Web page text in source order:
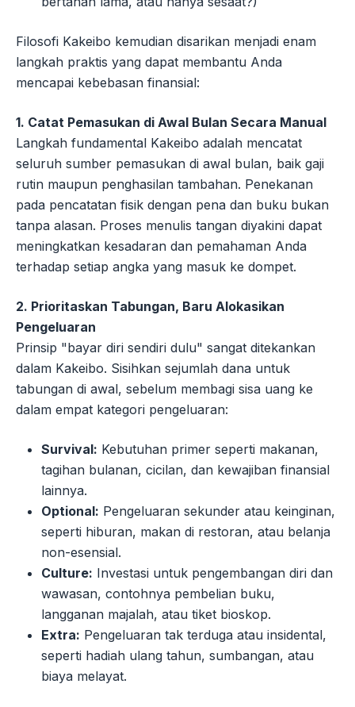
Filosofi Kakeibo kemudian disarikan menjadi enam
langkah praktis yang dapat membantu Anda
mencapai kebebasan finansial:
1. Catat Pemasukan di Awal Bulan Secara Manual
Langkah fundamental Kakeibo adalah mencatat
seluruh sumber pemasukan di awal bulan, baik gaji
rutin maupun penghasilan tambahan. Penekanan
pada pencatatan fisik dengan pena dan buku bukan
tanpa alasan. Proses menulis tangan diyakini dapat
meningkatkan kesadaran dan pemahaman Anda
terhadap setiap angka yang masuk ke dompet.
2. Prioritaskan Tabungan, Baru Alokasikan
Pengeluaran
Prinsip "bayar diri sendiri dulu" sangat ditekankan
dalam Kakeibo. Sisihkan sejumlah dana untuk
tabungan di awal, sebelum membagi sisa uang ke
dalam empat kategori pengeluaran:
Survival: Kebutuhan primer seperti makanan,
tagihan bulanan, cicilan, dan kewajiban finansial
lainnya.
Optional: Pengeluaran sekunder atau keinginan,
seperti hiburan, makan di restoran, atau belanja
non-esensial.
Culture: Investasi untuk pengembangan diri dan
wawasan, contohnya pembelian buku,
langganan majalah, atau tiket bioskop.
Extra: Pengeluaran tak terduga atau insidental,
seperti hadiah ulang tahun, sumbangan, atau
biaya melayat.